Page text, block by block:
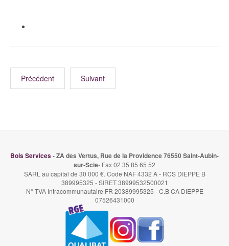
Précédent Suivant
Bois Services- ZA des Vertus, Rue de la Providence 76550 Saint-Aubin-
sur-Scie- Fax 02 35 85 65 52
SARL au capital de 30 000 €. Code NAF 4332 A - RCS DIEPPE B
389995325 - SIRET 38999532500021
N° TVA Intracommunautaire FR 20389995325 - C.B CA DIEPPE
07526431000